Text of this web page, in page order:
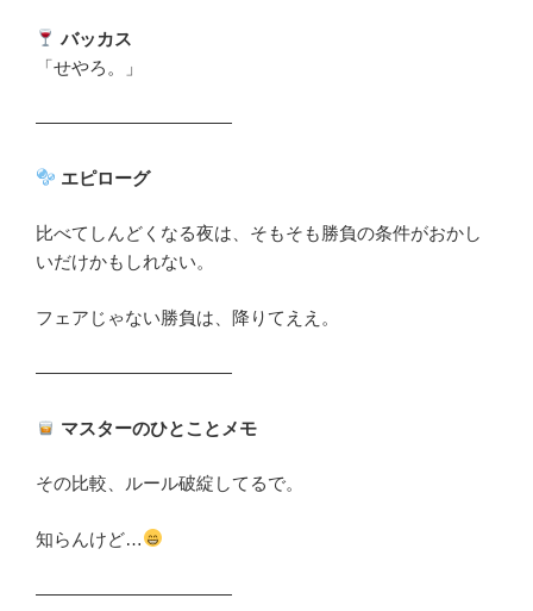
バッカス
「せやろ。」
―――――――――――
エピローグ
比べてしんどくなる夜は、そもそも勝負の条件がおかし
いだけかもしれない。
フェアじゃない勝負は、降りてええ。
―――――――――――
マスターのひとことメモ
その比較、ルール破綻してるで。
知らんけど…
―――――――――――